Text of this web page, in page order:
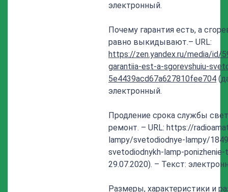
электронный.
Почему гарантия есть, а
равно выкидывают.– URL:
https://zen.yandex.ru/media/id/
garantiia-est-a-sgorevshuiu-
5e4439acd67a627810fee704
электронный.
Продление срока службы
ремонт. – URL: https://
lampy/svetodiodnye-lampy/
svetodiodnykh-lamp-
29.07.2020). – Текст:
Размеры, характеристики и